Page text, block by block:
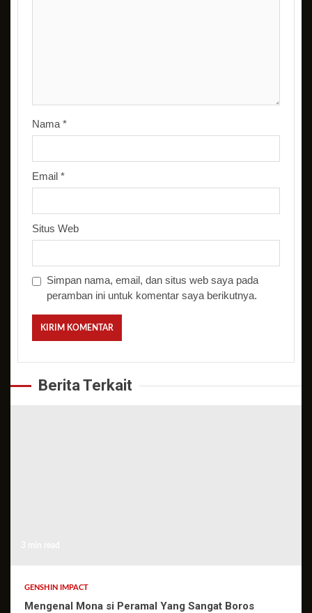
Nama *
Email *
Situs Web
Simpan nama, email, dan situs web saya pada
peramban ini untuk komentar saya berikutnya.
Berita Terkait
GENSHIN IMPACT
Mengenal Mona si Peramal Yang Sangat Boros